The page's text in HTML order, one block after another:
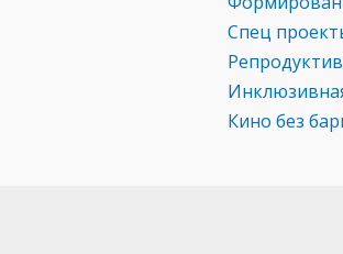
Спец
Кино без